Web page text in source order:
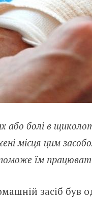
або болі в
місця цим
їм
засіб був